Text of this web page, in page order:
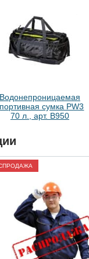
Водонепроницаемая
сумка PW3
70 л., арт. B950